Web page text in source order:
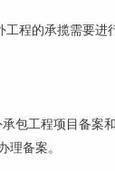
工程的承揽需要
包工程项目备案
理备案。